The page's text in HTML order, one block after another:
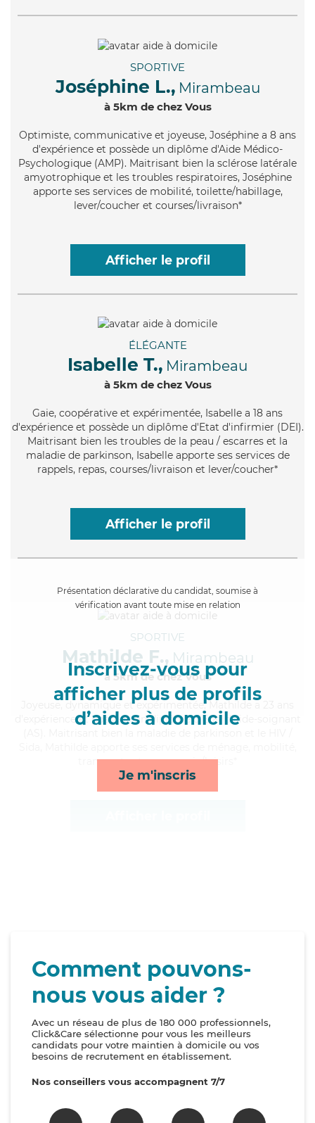
SPORTIVE
Joséphine L., Mirambeau
à 5km de chez Vous
Optimiste, communicative et joyeuse, Joséphine a 8 ans
d'expérience et possède un diplôme d'Aide Médico-
Psychologique (AMP). Maitrisant bien la sclérose latérale
amyotrophique et les troubles respiratoires, Joséphine
apporte ses services de mobilité, toilette/habillage,
lever/coucher et courses/livraison*
Afficher le profil
ÉLÉGANTE
Isabelle T., Mirambeau
à 5km de chez Vous
Gaie, coopérative et expérimentée, Isabelle a 18 ans
d'expérience et possède un diplôme d'Etat d'infirmier (DEI).
Maitrisant bien les troubles de la peau / escarres et la
maladie de parkinson, Isabelle apporte ses services de
rappels, repas, courses/livraison et lever/coucher*
Afficher le profil
Présentation déclarative du candidat, soumise à
vérification avant toute mise en relation
Inscrivez-vous pour
afficher plus de profils
d’aides à domicile
Je m'inscris
SPORTIVE
Mathilde F., Mirambeau
à 5km de chez Vous
, dynamique et expérimentée, Mathilde a 23 ans
d'expérience et possède un diplôme d'Etat d'aide-soignant
transports et compagnie/loisirs*
Comment pouvons-
nous vous aider ?
Avec un réseau de plus de 180 000 professionnels,
Click&Care sélectionne pour vous les meilleurs
candidats pour votre maintien à domicile ou vos
besoins de recrutement en établissement.
Nos conseillers vous accompagnent 7/7